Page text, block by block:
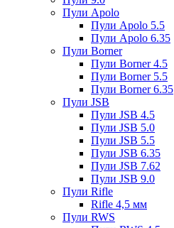
Пули Apolo
Пули Apolo 5.5
Пули Apolo 6.35
Пули Borner
Пули Borner 4.5
Пули Borner 5.5
Пули Borner 6.35
Пули JSB
Пули JSB 4.5
Пули JSB 5.0
Пули JSB 5.5
Пули JSB 6.35
Пули JSB 7.62
Пули JSB 9.0
Пули Rifle
Rifle 4,5 мм
Пули RWS